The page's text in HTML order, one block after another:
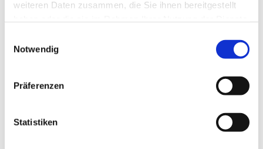
weiteren Daten zusammen, die Sie ihnen bereitgestellt
Notwendig
Präferenzen
Statistiken
EV. KIRCHENGEMEINDE